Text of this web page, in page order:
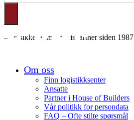
– en sikker samarbeidspartner siden 1987
Om oss
Finn logistikksenter
Ansatte
Partner i House of Builders
Vår politikk for persondata
FAQ – Ofte stilte spørsmål